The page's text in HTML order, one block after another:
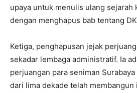
upaya untuk menulis ulang sejarah
dengan menghapus bab tentang
Ketiga, penghapusan jejak
sekadar lembaga administratif. Ia
perjuangan para seniman
dari lima dekade telah